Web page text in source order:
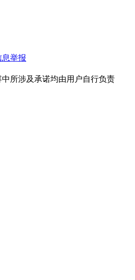
举报
所涉及承诺均由用户自行负责